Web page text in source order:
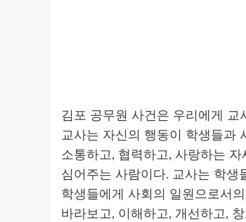
김포 공무원 사건은 우리에게 교
교사는 자신의 행동이 학생들과
소통하고, 협력하고, 사랑하는
심어주는 사람이다. 교사는 학생
학생들에게 사회의 일원으로서
바라보고, 이해하고, 개선하고,